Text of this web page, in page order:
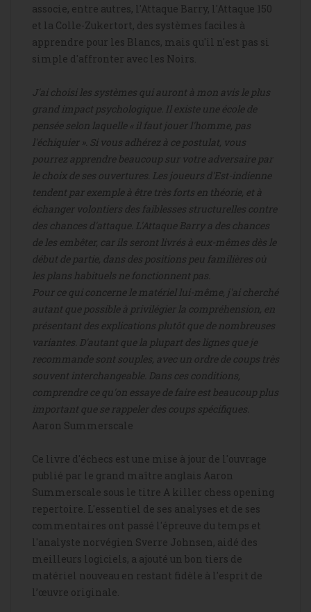
associe, entre autres, l'Attaque Barry, l'Attaque 150
et la Colle-Zukertort, des systèmes faciles à
apprendre pour les Blancs, mais qu'il n'est pas si
simple d'affronter avec les Noirs.
J'ai choisi les systèmes qui auront à mon avis le plus
grand impact psychologique. Il existe une école de
pensée selon laquelle « il faut jouer l'homme, pas
l'échiquier ». Si vous adhérez à ce postulat, vous
pourrez apprendre beaucoup sur votre adversaire par
le choix de ses ouvertures. Les joueurs d'Est-indienne
tendent par exemple à être très forts en théorie, et à
échanger volontiers des faiblesses structurelles contre
des chances d'attaque. L'Attaque Barry a des chances
de les embêter, car ils seront livrés à eux-mêmes dès le
début de partie, dans des positions peu familières où
les plans habituels ne fonctionnent pas.
Pour ce qui concerne le matériel lui-même, j'ai cherché
autant que possible à privilégier la compréhension, en
présentant des explications plutôt que de nombreuses
variantes. D'autant que la plupart des lignes que je
recommande sont souples, avec un ordre de coups très
souvent interchangeable. Dans ces conditions,
comprendre ce qu'on essaye de faire est beaucoup plus
important que se rappeler des coups spécifiques.
Aaron Summerscale
Ce livre d'échecs est une mise à jour de l'ouvrage
publié par le grand maître anglais Aaron
Summerscale sous le titre A killer chess opening
repertoire. L'essentiel de ses analyses et de ses
commentaires ont passé l'épreuve du temps et
l'analyste norvégien Sverre Johnsen, aidé des
meilleurs logiciels, a ajouté un bon tiers de
matériel nouveau en restant fidèle à l'esprit de
l’œuvre originale.